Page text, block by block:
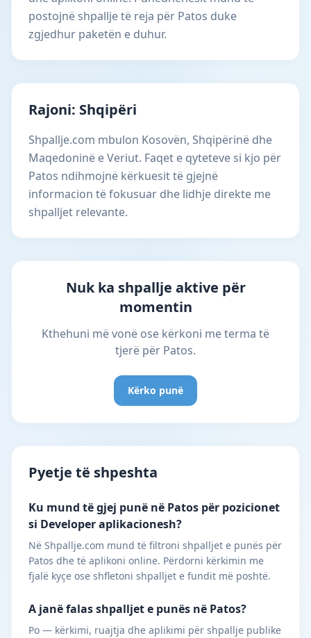
postojnë shpallje të reja për Patos duke
zgjedhur paketën e duhur.
Rajoni: Shqipëri
Shpallje.com mbulon Kosovën, Shqipërinë dhe
Maqedoninë e Veriut. Faqet e qyteteve si kjo për
Patos ndihmojnë kërkuesit të gjejnë
informacion të fokusuar dhe lidhje direkte me
shpalljet relevante.
Nuk ka shpallje aktive për
momentin
Kthehuni më vonë ose kërkoni me terma të
tjerë për Patos.
Kërko punë
Pyetje të shpeshta
Ku mund të gjej punë në Patos për pozicionet
si Developer aplikacionesh?
Në Shpallje.com mund të filtroni shpalljet e punës për
Patos dhe të aplikoni online. Përdorni kërkimin me
fjalë kyçe ose shfletoni shpalljet e fundit më poshtë.
A janë falas shpalljet e punës në Patos?
Po — kërkimi, ruajtja dhe aplikimi për shpallje publike